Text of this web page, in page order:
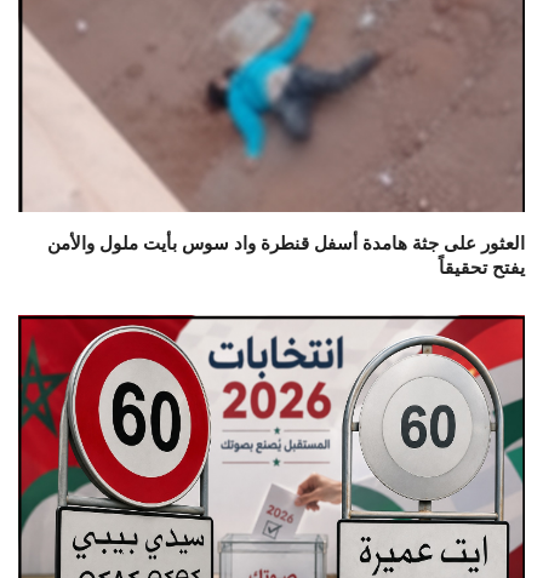
العثور على جثة هامدة أسفل قنطرة واد سوس بأيت ملول والأمن
يفتح تحقيقاً